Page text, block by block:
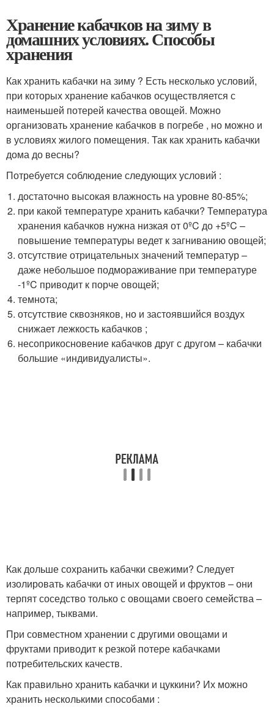
Хранение кабачков на зиму в
домашних условиях. Способы
хранения
Как хранить кабачки на зиму ? Есть несколько условий,
при которых хранение кабачков осуществляется с
наименьшей потерей качества овощей. Можно
организовать хранение кабачков в погребе , но можно и
в условиях жилого помещения. Так как хранить кабачки
дома до весны?
Потребуется соблюдение следующих условий :
достаточно высокая влажность на уровне 80-85%;
при какой температуре хранить кабачки? Температура
хранения кабачков нужна низкая от 0ºC до +5ºC –
повышение температуры ведет к загниванию овощей;
отсутствие отрицательных значений температур –
даже небольшое подмораживание при температуре
-1ºC приводит к порче овощей;
темнота;
отсутствие сквозняков, но и застоявшийся воздух
снижает лежкость кабачков ;
несоприкосновение кабачков друг с другом – кабачки
большие «индивидуалисты».
Как дольше сохранить кабачки свежими? Следует
изолировать кабачки от иных овощей и фруктов – они
терпят соседство только с овощами своего семейства –
например, тыквами.
При совместном хранении с другими овощами и
фруктами приводит к резкой потере кабачками
потребительских качеств.
Как правильно хранить кабачки и цуккини? Их можно
хранить несколькими способами :